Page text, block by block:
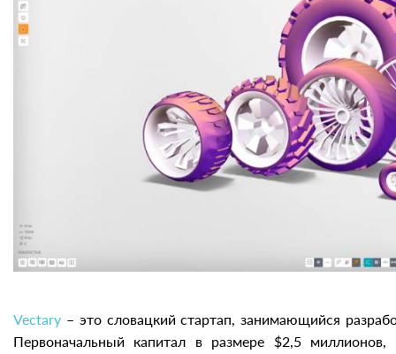
Vectary – это словацкий стартап, занимающийся
Первоначальный капитал в размере $2,5